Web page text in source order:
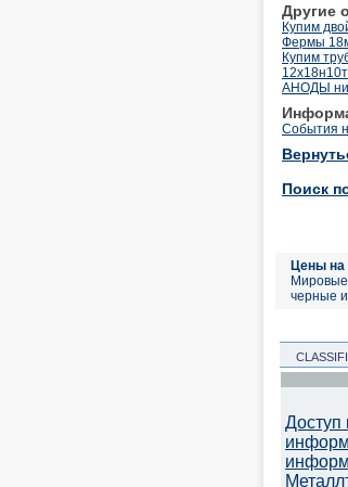
Другие
Купим
Фермы 18м
Купим
АНОДЫ
События
Поиск
Цены
черные
Доступ